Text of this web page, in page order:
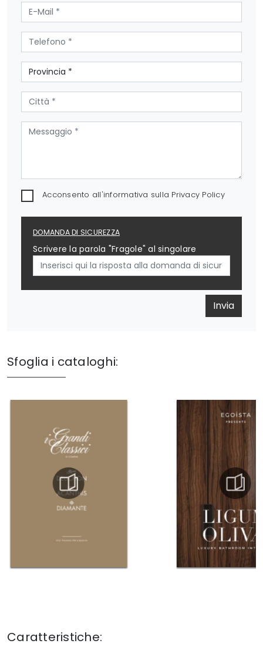
Acconsento all'informativa sulla Privacy Policy
DOMANDA DI SICUREZZA
Scrivere la parola "Fragole" al singolare
Invia
Sfoglia i cataloghi:
Caratteristiche: